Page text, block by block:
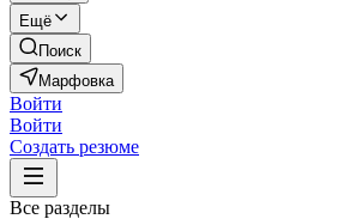
Ещё
Поиск
Марфовка
Войти
Войти
Создать резюме
Все разделы